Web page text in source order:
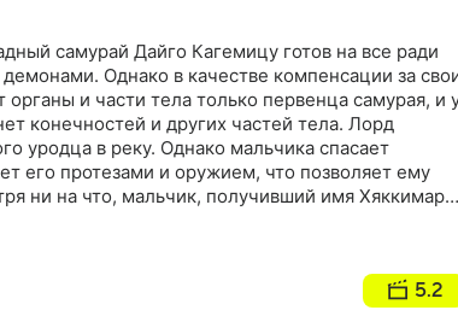
самурай Дайго Кагемицу готов на все ради
Однако в качестве компенсации за
и части тела только первенца самурая, и
конечностей и других частей тела. Лорд
уродца в реку. Однако мальчика спасает
его протезами и оружием, что позволяет ему
ни на что, мальчик, получивший имя Хяккимару,
5.2